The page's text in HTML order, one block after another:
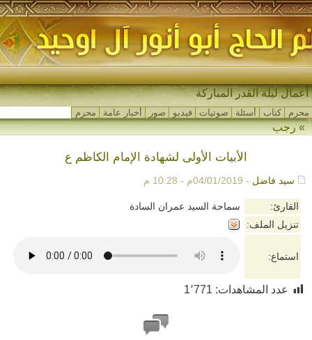
-
محرم كتاب أسئلة صوتيات فيديو صور أخبار عامة محرم
»رجب
الأبيات الأولى لشهادة الإمام الكاظم ع
سيد فاضل - 04/01/2019م - 10:28 م
القارئ:
سماحة السيد عمران السادة
تنزيل الملف:
استماع:
عدد المشاهدات: 1٬771